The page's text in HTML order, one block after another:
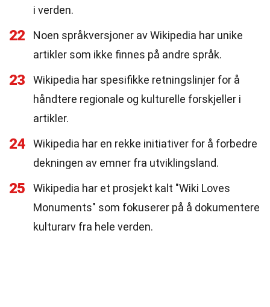
i verden.
22
Noen språkversjoner av Wikipedia har unike
artikler som ikke finnes på andre språk.
23
Wikipedia har spesifikke retningslinjer for å
håndtere regionale og kulturelle forskjeller i
artikler.
24
Wikipedia har en rekke initiativer for å forbedre
dekningen av emner fra utviklingsland.
25
Wikipedia har et prosjekt kalt "Wiki Loves
Monuments" som fokuserer på å dokumentere
kulturarv fra hele verden.